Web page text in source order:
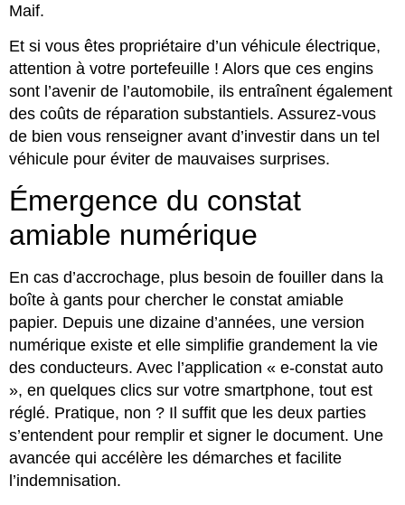
Maif.
Et si vous êtes propriétaire d’un véhicule électrique,
attention à votre portefeuille ! Alors que ces engins
sont l’avenir de l’automobile, ils entraînent également
des coûts de réparation substantiels. Assurez-vous
de bien vous renseigner avant d’investir dans un tel
véhicule pour éviter de mauvaises surprises.
Émergence du constat
amiable numérique
En cas d’accrochage, plus besoin de fouiller dans la
boîte à gants pour chercher le constat amiable
papier. Depuis une dizaine d’années, une version
numérique existe et elle simplifie grandement la vie
des conducteurs. Avec l’application « e-constat auto
», en quelques clics sur votre smartphone, tout est
réglé. Pratique, non ? Il suffit que les deux parties
s’entendent pour remplir et signer le document. Une
avancée qui accélère les démarches et facilite
l’indemnisation.